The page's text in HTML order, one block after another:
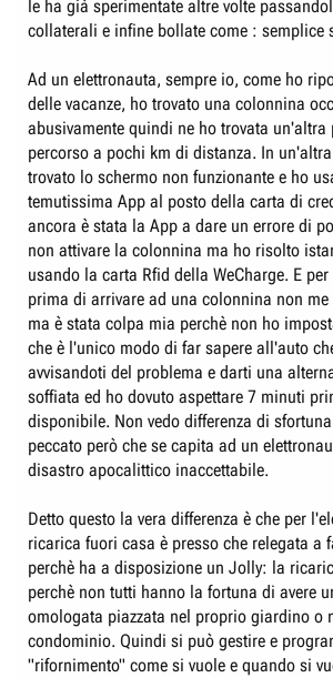
le ha già sperimentate altre volte
collaterali e infine bollate come : semplice
Ad un elettronauta, sempre io, come ho
delle vacanze, ho trovato una colonnina
abusivamente quindi ne ho trovata
percorso a pochi km di distanza. In
trovato lo schermo non funzionante e ho
temutissima App al posto della carta di
ancora è stata la App a dare un errore di
non attivare la colonnina ma ho risolto
usando la carta Rfid della WeCharge. E
prima di arrivare ad una colonnina non me
ma è stata colpa mia perchè non ho
che è l'unico modo di far sapere all'auto
avvisandoti del problema e darti una
soffiata ed ho dovuto aspettare 7 minuti
disponibile. Non vedo differenza di
peccato però che se capita ad un
disastro apocalittico inaccettabile.
Detto questo la vera differenza è che per
ricarica fuori casa è presso che relegata a
perchè ha a disposizione un Jolly: la
perchè non tutti hanno la fortuna di avere
omologata piazzata nel proprio giardino o
condominio. Quindi si può gestire e
"rifornimento" come si vuole e quando si